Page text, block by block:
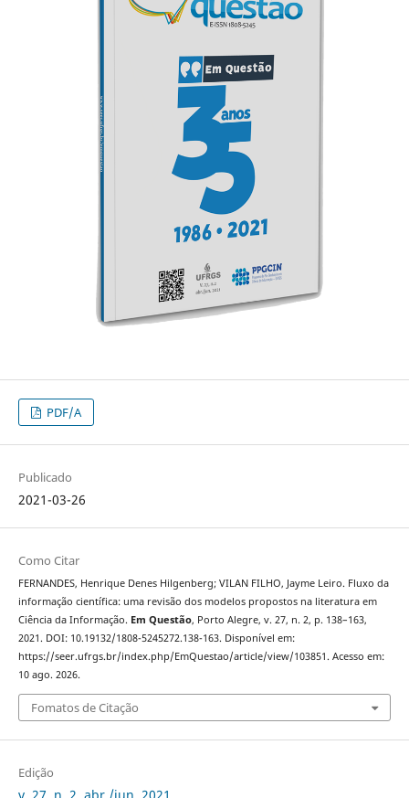
PDF/A
Publicado
2021-03-26
Como Citar
FERNANDES, Henrique Denes Hilgenberg; VILAN FILHO, Jayme Leiro. Fluxo da
informação científica: uma revisão dos modelos propostos na literatura em
Ciência da Informação. Em Questão, Porto Alegre, v. 27, n. 2, p. 138–163,
2021. DOI: 10.19132/1808-5245272.138-163. Disponível em:
https://seer.ufrgs.br/index.php/EmQuestao/article/view/103851. Acesso em:
10 ago. 2026.
Fomatos de Citação
Edição
v. 27, n. 2, abr./jun. 2021